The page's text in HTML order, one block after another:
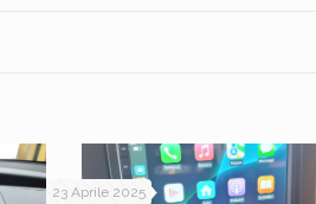
23 Aprile 2025